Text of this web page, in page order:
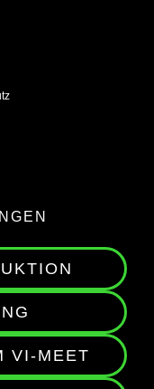
VI-MEET